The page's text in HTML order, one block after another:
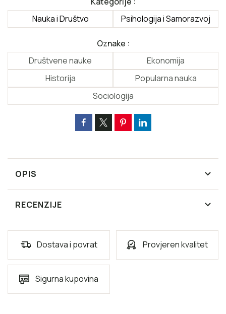
Nauka i Društvo
Psihologija i Samorazvoj
Oznake :
Društvene nauke
Ekonomija
Historija
Popularna nauka
Sociologija
OPIS
RECENZIJE
Dostava i povrat Provjeren kvalitet
Sigurna kupovina